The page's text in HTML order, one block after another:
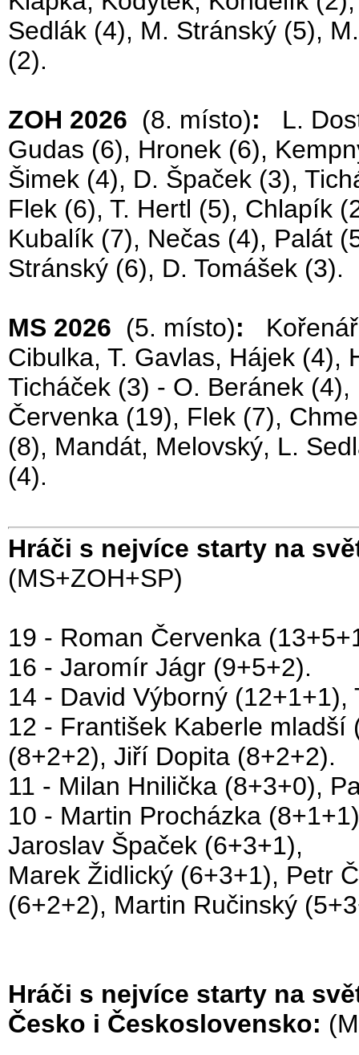
Sedlák (4), M. Stránský (5),
(2).
ZOH 2026 (8. místo): L.
Gudas (6), Hronek (6),
Šimek (4), D. Špaček (3),
Flek (6), T. Hertl (5), Chlapík
Kubalík (7), Nečas (4), Palát
Stránský (6), D. Tomášek (3).
MS 2026 (5. místo): Kořenář
Cibulka, T. Gavlas, Hájek (4),
Ticháček (3) - O. Beránek
Červenka (19), Flek (7),
(8), Mandát, Melovský, L.
(4).
Hráči s nejvíce starty na
(MS+ZOH+SP)
19 - Roman Červenka
16 - Jaromír Jágr (9+5+2).
14 - David Výborný (12+1+1),
12 - František Kaberle
(8+2+2), Jiří Dopita (8+2+2).
11 - Milan Hnilička (8+3+0),
10 - Martin Procházka
Jaroslav Špaček (6+3+1),
Marek Židlický (6+3+1), Petr
(6+2+2), Martin Ručinský
Hráči s nejvíce starty na
Česko i Československo: